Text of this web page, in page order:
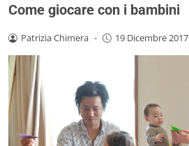
Come giocare con i bambini
Patrizia Chimera - 19 Dicembre 2017